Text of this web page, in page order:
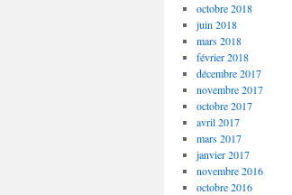
octobre 2018
juin 2018
mars 2018
février 2018
décembre 2017
novembre 2017
octobre 2017
avril 2017
mars 2017
janvier 2017
novembre 2016
octobre 2016